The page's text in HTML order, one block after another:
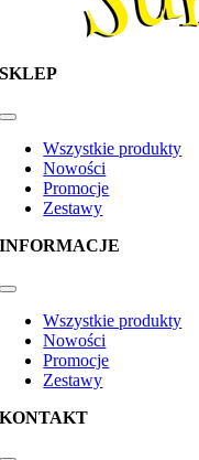
SKLEP
Toggle
NavigationWszystkie produkty
Nowości
Promocje
Zestawy
INFORMACJE
Toggle
NavigationWszystkie produkty
Nowości
Promocje
Zestawy
KONTAKT